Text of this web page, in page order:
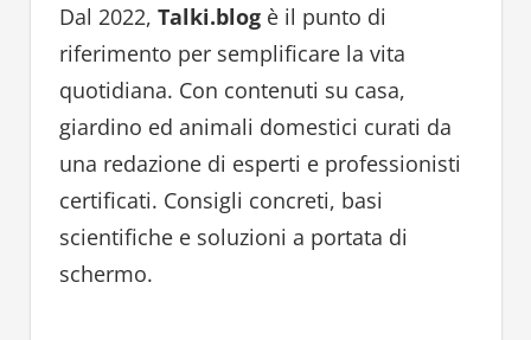
f
o
r
:
Dal 2022, Talki.blogè il punto di
riferimento per semplificare la vita
quotidiana. Con contenuti su casa,
giardino ed animali domestici curati da
una redazione di esperti e professionisti
certificati. Consigli concreti, basi
scientifiche e soluzioni a portata di
schermo.